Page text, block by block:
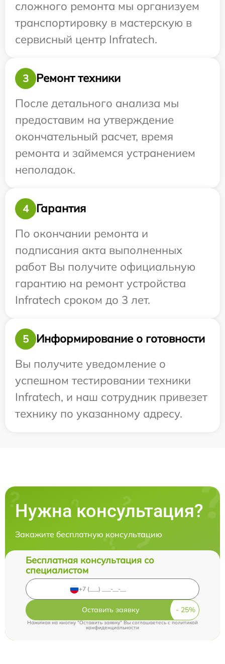
сложного ремонта мы организуем
транспортировку в мастерскую в
сервисный центр Infratech.
3
Ремонт техники
После детального анализа мы
предоставим на утверждение
окончательный расчет, время
ремонта и займемся устранением
неполадок.
4
Гарантия
По окончании ремонта и
подписания акта выполненных
работ Вы получите официальную
гарантию на ремонт устройства
Infratech сроком до 3 лет.
5
Информирование о готовности
Вы получите уведомление о
успешном тестировании техники
Infratech, и наш сотрудник привезет
технику по указанному адресу.
Нужна консультация?
Закажите бесплатную консультацию
Бесплатная консультация со
специалистом
Оставить заявку
Нажимая на кнопку "Оставить заявку" Вы соглашаетесь cполитикой
конфиденциальности